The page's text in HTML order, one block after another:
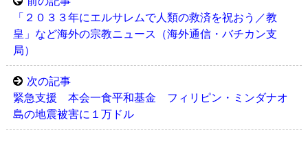
「２０３３年にエルサレムで人類の救済を祝おう／教
皇」など海外の宗教ニュース（海外通信・バチカン支
局）
次の記事
緊急支援 本会一食平和基金 フィリピン・ミンダナオ
島の地震被害に１万ドル